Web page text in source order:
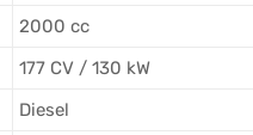
2000 cc
177 CV / 130 kW
Diesel